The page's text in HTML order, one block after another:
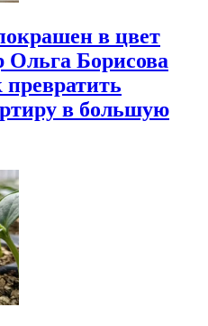
в цвет
Ольга Борисова
превратить
в большую